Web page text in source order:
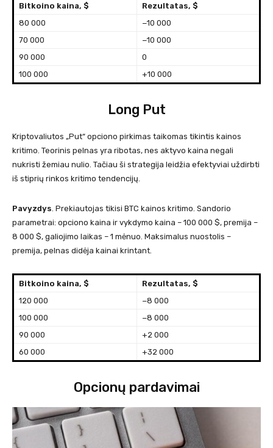
Bitkoino kaina, $
Rezultatas, $
80 000
−10 000
70 000
−10 000
90 000
0
100 000
+10 000
Long Put
Kriptovaliutos „Put“ opciono pirkimas taikomas tikintis kainos
kritimo. Teorinis pelnas yra ribotas, nes aktyvo kaina negali
nukristi žemiau nulio. Tačiau ši strategija leidžia efektyviai uždirbti
iš stiprių rinkos kritimo tendencijų.
Pavyzdys . Prekiautojas tikisi BTC kainos kritimo. Sandorio
parametrai: opciono kaina ir vykdymo kaina – 100 000 $, premija –
8 000 $, galiojimo laikas – 1 mėnuo. Maksimalus nuostolis –
premija, pelnas didėja kainai krintant.
Bitkoino kaina, $
Rezultatas, $
120 000
−8 000
100 000
−8 000
90 000
+2 000
60 000
+32 000
Opcionų pardavimai